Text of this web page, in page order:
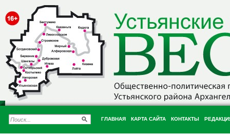
ГЛАВНАЯ КАРТА САЙТА КОНТАКТЫ